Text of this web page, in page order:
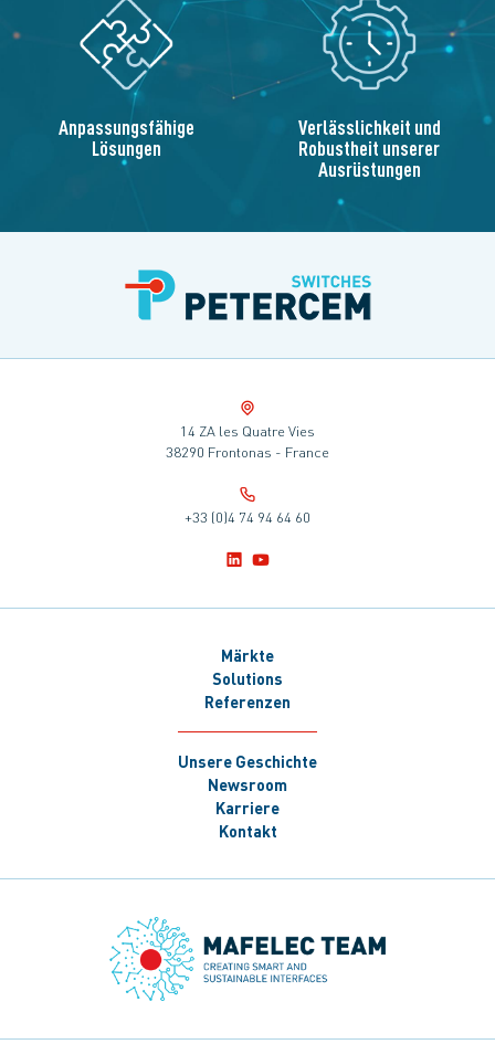
Anpassungsfähige
Lösungen
Verlässlichkeit und
Robustheit unserer
Ausrüstungen
14 ZA les Quatre Vies
38290 Frontonas - France
+33 (0)4 74 94 64 60
Märkte
Solutions
Referenzen
Unsere Geschichte
Newsroom
Karriere
Kontakt